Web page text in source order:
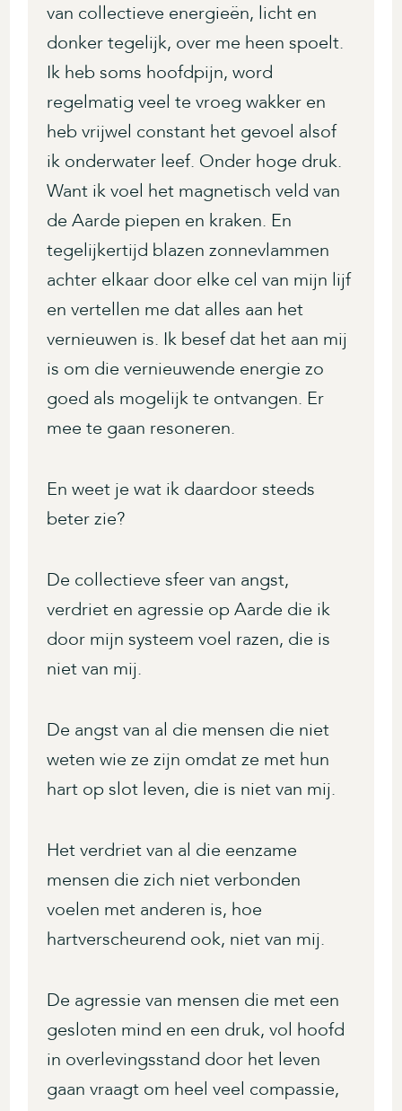
van collectieve energieën, licht en
donker tegelijk, over me heen spoelt.
Ik heb soms hoofdpijn, word
regelmatig veel te vroeg wakker en
heb vrijwel constant het gevoel alsof
ik onderwater leef. Onder hoge druk.
Want ik voel het magnetisch veld van
de Aarde piepen en kraken. En
tegelijkertijd blazen zonnevlammen
achter elkaar door elke cel van mijn lijf
en vertellen me dat alles aan het
vernieuwen is. Ik besef dat het aan mij
is om die vernieuwende energie zo
goed als mogelijk te ontvangen. Er
mee te gaan resoneren.
En weet je wat ik daardoor steeds
beter zie?
De collectieve sfeer van angst,
verdriet en agressie op Aarde die ik
door mijn systeem voel razen, die is
niet van mij.
De angst van al die mensen die niet
weten wie ze zijn omdat ze met hun
hart op slot leven, die is niet van mij.
Het verdriet van al die eenzame
mensen die zich niet verbonden
voelen met anderen is, hoe
hartverscheurend ook, niet van mij.
De agressie van mensen die met een
gesloten mind en een druk, vol hoofd
in overlevingsstand door het leven
gaan vraagt om heel veel compassie,